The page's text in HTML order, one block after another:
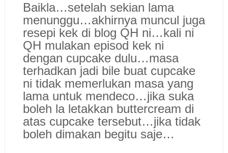
Baikla…setelah sekian lama
menunggu…akhirnya muncul juga
resepi kek di blog QH ni…kali ni
QH mulakan episod kek ni
dengan cupcake dulu…masa
terhadkan jadi bile buat cupcake
ni tidak memerlukan masa yang
lama untuk mendeco…jika suka
boleh la letakkan buttercream di
atas cupcake tersebut…jika tidak
boleh dimakan begitu saje…